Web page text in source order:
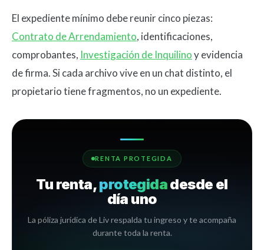
El expediente mínimo debe reunir cinco piezas:
Contrato de Arrendamiento, identificaciones,
comprobantes, Investigación de Inquilinoy evidencia
de firma. Si cada archivo vive en un chat distinto, el
propietario tiene fragmentos, no un expediente.
RENTA PROTEGIDA
Tu renta,protegidadesde el
día uno
La póliza jurídica de Liv respalda tu ingreso y te acompaña
durante toda la renta.